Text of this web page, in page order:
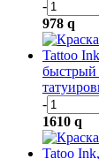
-
978 q
быстрый
-
1610 q